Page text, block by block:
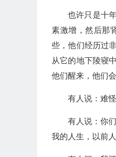
也许只是十
素激增，然后那
些，他们经历过
从它的地下陵寝
他们醒来，他们
有人说：难
有人说：你
我的人生，以前